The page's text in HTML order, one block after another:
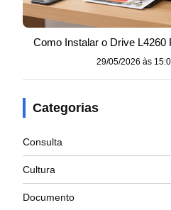
Como Instalar o Drive L4260
29/05/2026 às
Categorias
Consulta
Cultura
Documento